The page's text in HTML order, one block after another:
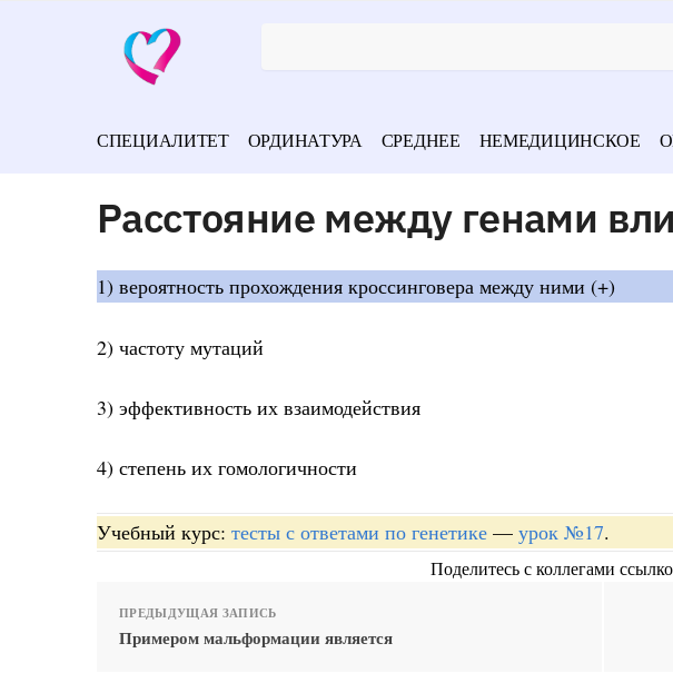
СПЕЦИАЛИТЕТ ОРДИНАТУРА СРЕДНЕЕ НЕМЕДИЦИНСКОЕ
Расстояние между генами
1) вероятность прохождения кроссинговера между ними (+)
2) частоту мутаций
3) эффективность их взаимодействия
4) степень их гомологичности
Учебный курс: тесты с ответами по генетике — урок №17.
Поделитесь с коллегами
ПРЕДЫДУЩАЯ ЗАПИСЬ
Примером мальформации является